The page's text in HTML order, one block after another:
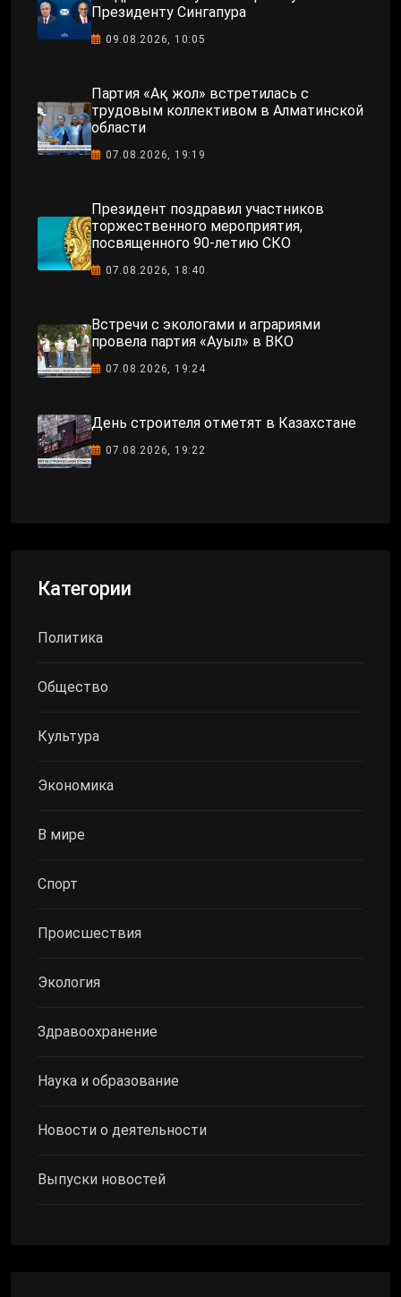
Президенту Сингапура
09.08.2026, 10:05
Партия «Ақ жол» встретилась с
трудовым коллективом в Алматинской
области
07.08.2026, 19:19
Президент поздравил участников
торжественного мероприятия,
посвященного 90-летию СКО
07.08.2026, 18:40
Встречи с экологами и аграриями
провела партия «Ауыл» в ВКО
07.08.2026, 19:24
День строителя отметят в Казахстане
07.08.2026, 19:22
Категории
Политика
Общество
Культура
Экономика
В мире
Спорт
Происшествия
Экология
Здравоохранение
Наука и образование
Новости о деятельности
Выпуски новостей